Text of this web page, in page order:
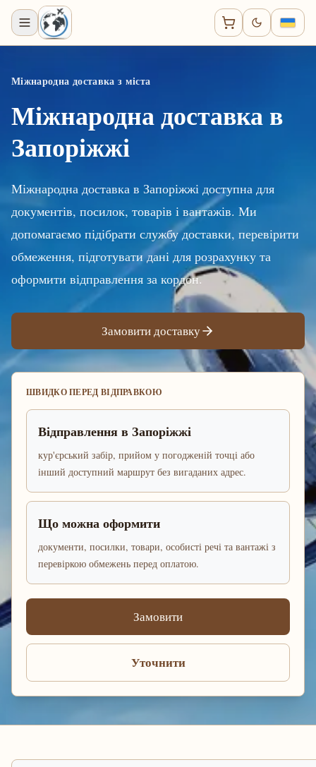
Міжнародна доставка з міста
Міжнародна доставка в
Запоріжжі
Міжнародна доставка в Запоріжжі доступна для
документів, посилок, товарів і вантажів. Ми
допомагаємо підібрати службу доставки, перевірити
обмеження, підготувати дані для розрахунку та
оформити відправлення за кордон.
Замовити доставку
ШВИДКО ПЕРЕД ВІДПРАВКОЮ
Відправлення в Запоріжжі
кур'єрський забір, прийом у погодженій точці або
інший доступний маршрут без вигаданих адрес.
Що можна оформити
документи, посилки, товари, особисті речі та вантажі з
перевіркою обмежень перед оплатою.
Замовити
Уточнити